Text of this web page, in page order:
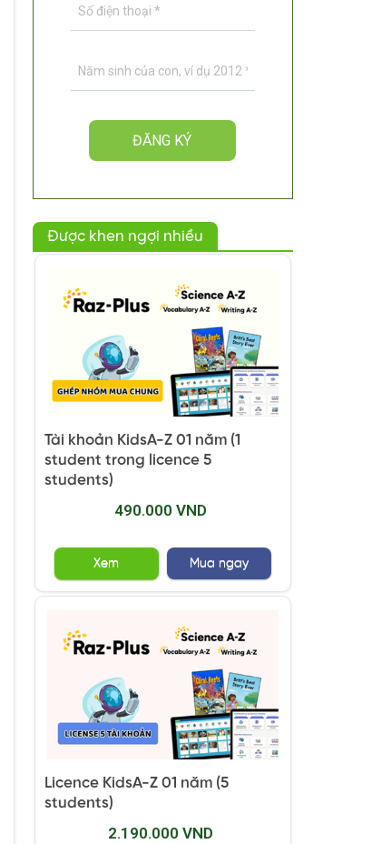
Được khen ngợi nhiều
Tài khoản KidsA-Z 01 năm (1
student trong licence 5
students)
490.000 VND
Xem Mua ngay
Licence KidsA-Z 01 năm (5
students)
2.190.000 VND